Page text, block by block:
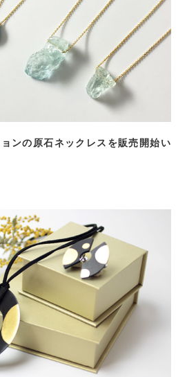
ンの原石ネックレスを販売開始い